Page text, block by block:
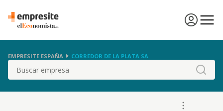
EMPRESITE ESPAÑA CORREDOR DE LA PLATA SA
Buscar